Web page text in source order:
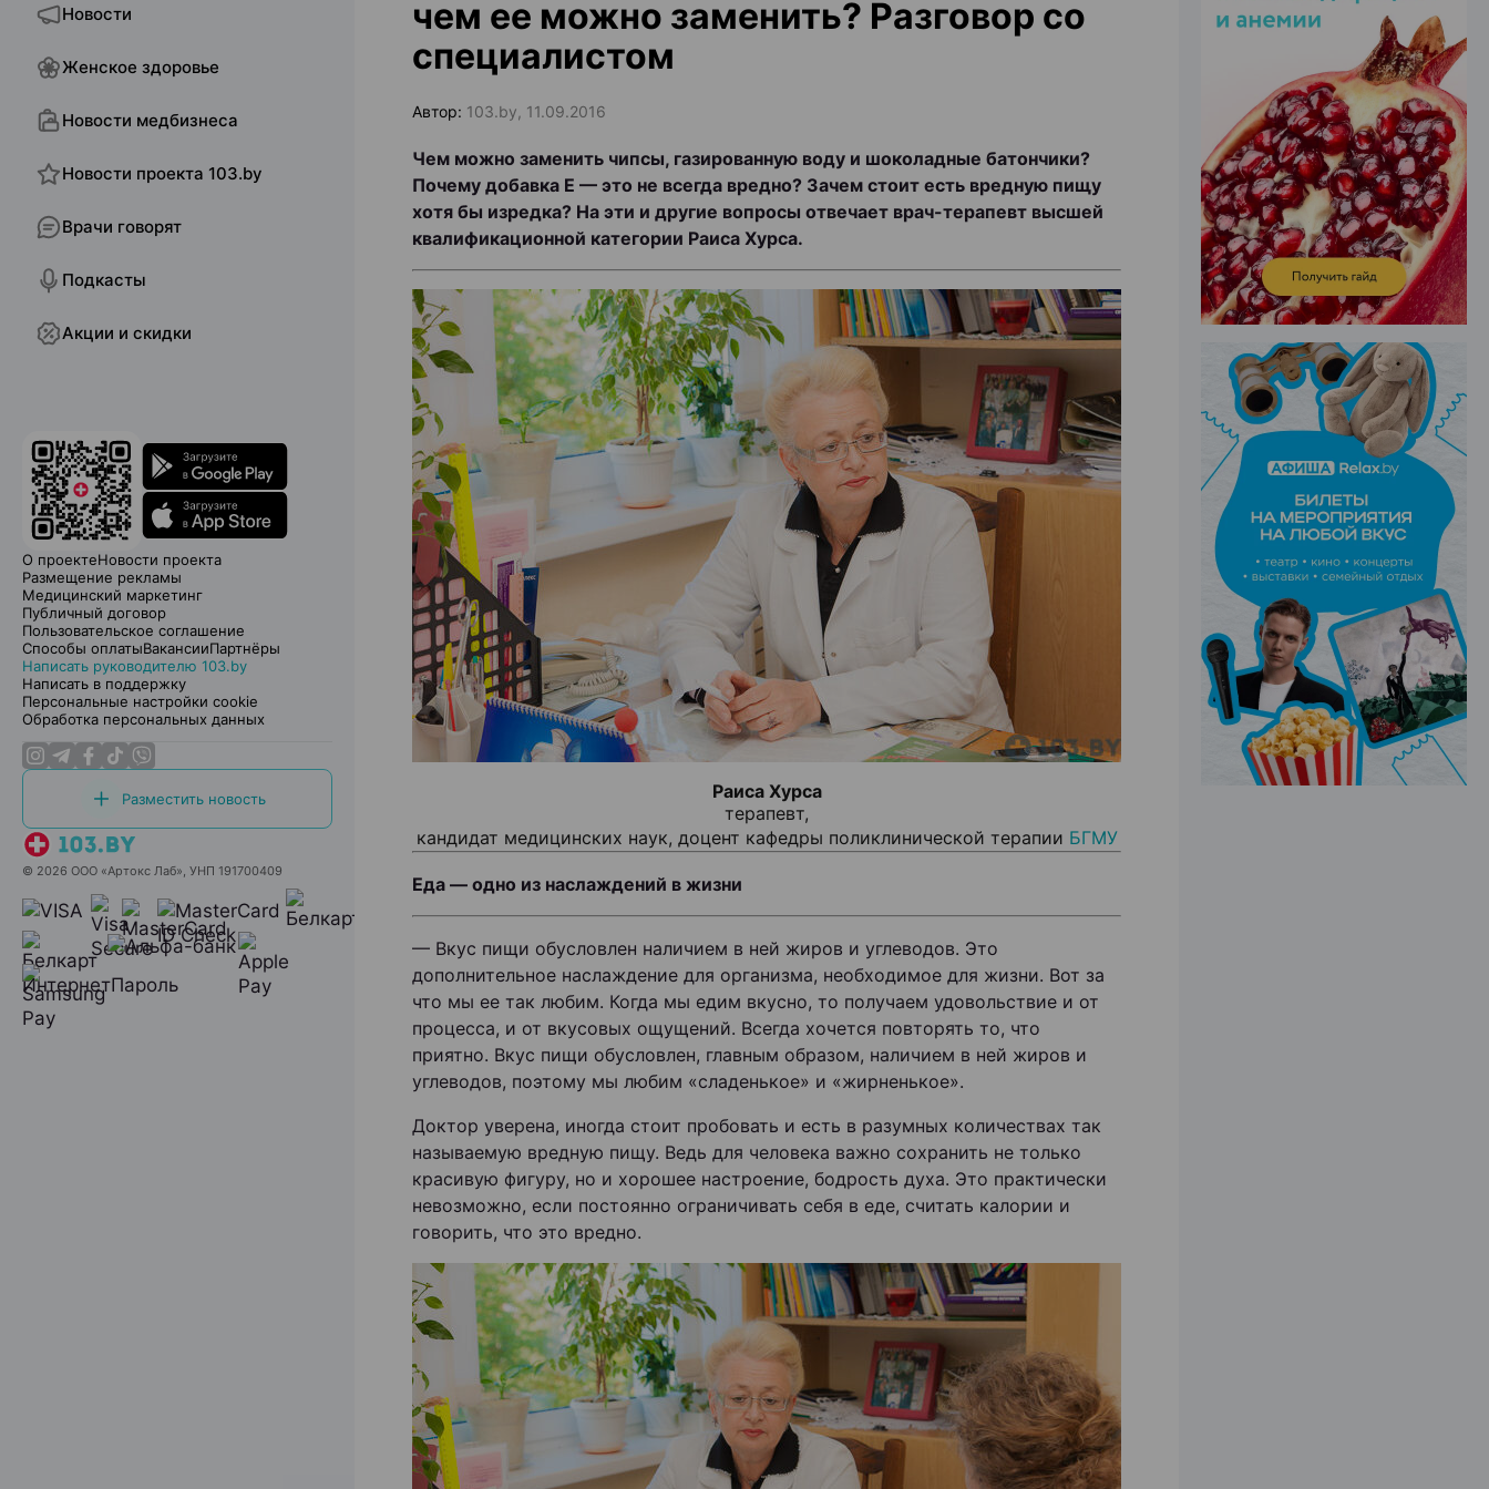
Новости
Женское здоровье
Новости медбизнеса
Новости проекта 103.by
Врачи говорят
Подкасты
Акции и скидки
О проектеНовости проекта
Размещение рекламы
Медицинский маркетинг
Публичный договор
Пользовательское соглашение
Способы оплатыВакансииПартнёры
Написать руководителю 103.by
Написать в поддержку
Персональные настройки cookie
Обработка персональных данных
Разместить новость
© 2026 ООО «Артокс Лаб», УНП 191700409
чем ее можно заменить? Разговор со
специалистом
Автор: 103.by, 11.09.2016
Чем можно заменить чипсы, газированную воду и шоколадные батончики?
Почему добавка Е — это не всегда вредно? Зачем стоит есть вредную пищу
хотя бы изредка? На эти и другие вопросы отвечает врач-терапевт высшей
квалификационной категории Раиса Хурса.
Раиса Хурса
терапевт,
кандидат медицинских наук, доцент кафедры поликлинической терапии БГМУ
Еда — одно из наслаждений в жизни
— Вкус пищи обусловлен наличием в ней жиров и углеводов. Это
дополнительное наслаждение для организма, необходимое для жизни. Вот за
что мы ее так любим. Когда мы едим вкусно, то получаем удовольствие и от
процесса, и от вкусовых ощущений. Всегда хочется повторять то, что
приятно. Вкус пищи обусловлен, главным образом, наличием в ней жиров и
углеводов, поэтому мы любим «сладенькое» и «жирненькое».
Доктор уверена, иногда стоит пробовать и есть в разумных количествах так
называемую вредную пищу. Ведь для человека важно сохранить не только
красивую фигуру, но и хорошее настроение, бодрость духа. Это практически
невозможно, если постоянно ограничивать себя в еде, считать калории и
говорить, что это вредно.
ЭФФЕКТИВНАЯ РЕКЛАМА НА САЙТЕ
ЭФФЕКТИВНАЯ РЕКЛАМА НА САЙТЕ